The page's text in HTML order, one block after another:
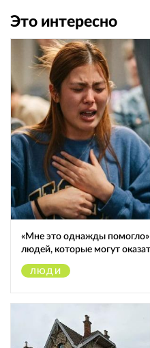
Это интересно
«Мне это однажды
людей, которые могут
ЛЮДИ